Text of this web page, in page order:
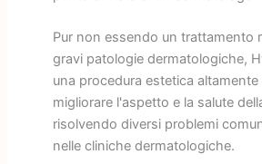
Pur non essendo un trattamento
gravi patologie dermatologiche,
una procedura estetica
migliorare l'aspetto e la salute
risolvendo diversi problemi
nelle cliniche dermatologiche.